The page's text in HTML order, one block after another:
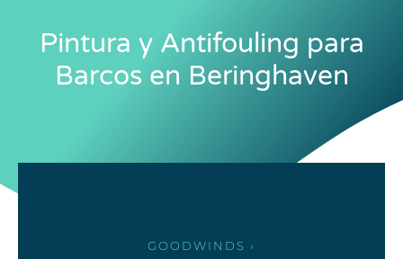
Pintura y Antifouling para
Barcos en Beringhaven
GOODWINDS ›